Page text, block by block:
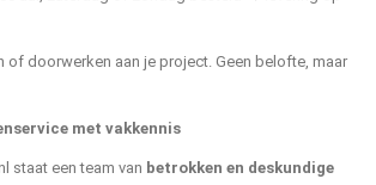
of doorwerken aan je project. Geen belofte, maar
met vakkennis
staat een team van betrokken en deskundige